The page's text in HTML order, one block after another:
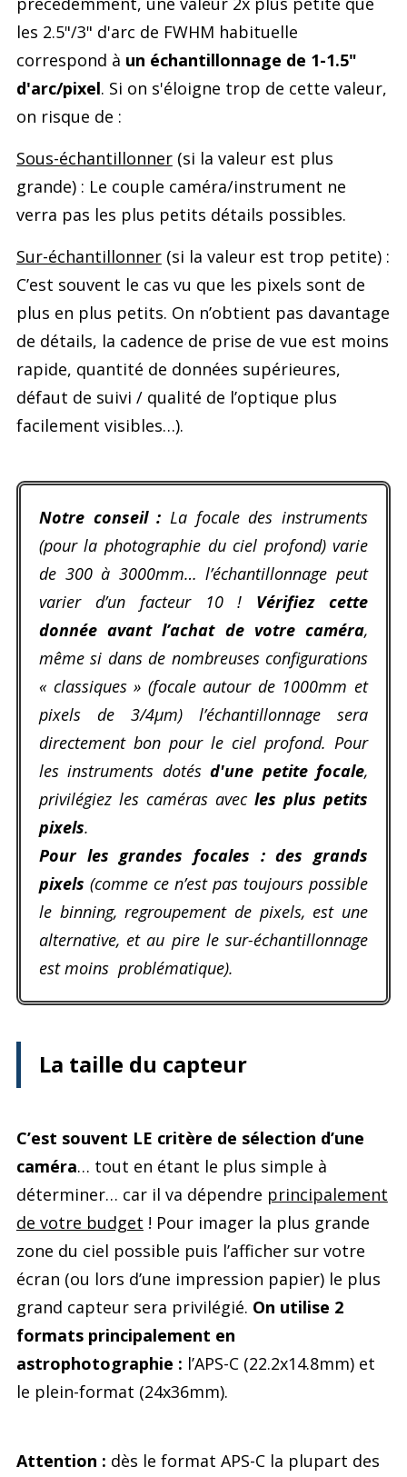
les 2.5"/3" d'arc de FWHM habituelle
correspond à un échantillonnage de 1-1.5"
d'arc/pixel. Si on s'éloigne trop de cette valeur,
on risque de :
Sous-échantillonner(si la valeur est plus
grande) : Le couple caméra/instrument ne
verra pas les plus petits détails possibles.
Sur-échantillonner(si la valeur est trop petite) :
C’est souvent le cas vu que les pixels sont de
plus en plus petits. On n’obtient pas davantage
de détails, la cadence de prise de vue est moins
rapide, quantité de données supérieures,
défaut de suivi / qualité de l’optique plus
facilement visibles…).
Notre conseil : La focale des instruments
(pour la photographie du ciel profond) varie
de 300 à 3000mm… l’échantillonnage peut
varier d’un facteur 10 ! Vérifiez cette
donnée avant l’achat de votre caméra,
même si dans de nombreuses configurations
« classiques » (focale autour de 1000mm et
pixels de 3/4µm) l’échantillonnage sera
directement bon pour le ciel profond. Pour
les instruments dotésd'une petite focale,
privilégiez les caméras avecles plus petits
pixels.
Pour les grandes focales : des grands
pixels (comme ce n’est pas toujours possible
le binning, regroupement de pixels, est une
alternative, et au pire le sur-échantillonnage
est moins problématique).
La taille du capteur
C’est souvent LE critère de sélection d’une
caméra… tout en étant le plus simple à
déterminer… car il va dépendre principalement
de votre budget ! Pour imager la plus grande
zone du ciel possible puis l’afficher sur votre
écran (ou lors d’une impression papier) le plus
grand capteur sera privilégié. On utilise 2
formats principalement en
astrophotographie : l’APS-C (22.2x14.8mm) et
le plein-format (24x36mm).
Attention : dès le format APS-C la plupart des